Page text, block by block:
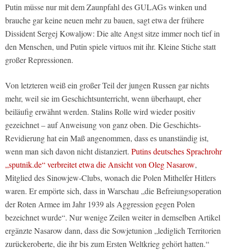
Putin müsse nur mit dem Zaunpfahl des GULAGs winken und
brauche gar keine neuen mehr zu bauen, sagt etwa der frühere
Dissident Sergej Kowaljow: Die alte Angst sitze immer noch tief in
den Menschen, und Putin spiele virtuos mit ihr. Kleine Stiche statt
großer Repressionen.
Von letzteren weiß ein großer Teil der jungen Russen gar nichts
mehr, weil sie im Geschichtsunterricht, wenn überhaupt, eher
beiläufig erwähnt werden. Stalins Rolle wird wieder positiv
gezeichnet – auf Anweisung von ganz oben. Die Geschichts-
Revidierung hat ein Maß angenommen, dass es unanständig ist,
wenn man sich davon nicht distanziert. Putins deutsches Sprachrohr
„sputnik.de“ verbreitet etwa die Ansicht von Oleg Nasarow,
Mitglied des Sinowjew-Clubs, wonach die Polen Mithelfer Hitlers
waren. Er empörte sich, dass in Warschau „die Befreiungsoperation
der Roten Armee im Jahr 1939 als Aggression gegen Polen
bezeichnet wurde“. Nur wenige Zeilen weiter in demselben Artikel
ergänzte Nasarow dann, dass die Sowjetunion „lediglich Territorien
zurückeroberte, die ihr bis zum Ersten Weltkrieg gehört hatten.“